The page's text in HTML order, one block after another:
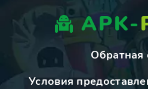
APK-
Обратная
Условия